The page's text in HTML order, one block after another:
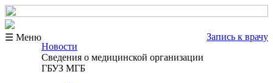
☰ Меню
Запись к врачу
Новости
Сведения о медицинской организации
ГБУЗ МГБ